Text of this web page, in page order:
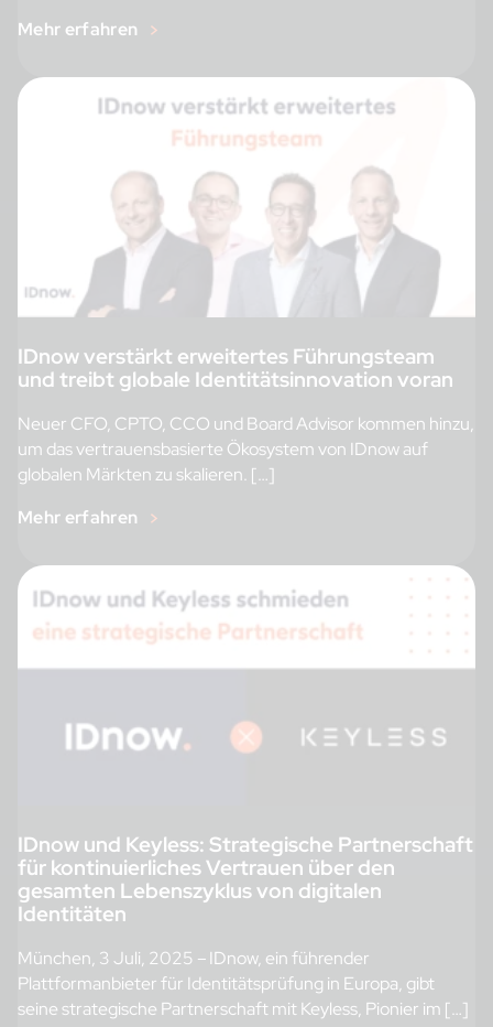
Mehr erfahren
IDnow verstärkt erweitertes Führungsteam
und treibt globale Identitätsinnovation voran
Neuer CFO, CPTO, CCO und Board Advisor kommen hinzu,
um das vertrauensbasierte Ökosystem von IDnow auf
globalen Märkten zu skalieren. […]
Mehr erfahren
IDnow und Keyless: Strategische Partnerschaft
für kontinuierliches Vertrauen über den
gesamten Lebenszyklus von digitalen
Identitäten
München, 3 Juli, 2025 – IDnow, ein führender
Plattformanbieter für Identitätsprüfung in Europa, gibt
seine strategische Partnerschaft mit Keyless, Pionier im […]